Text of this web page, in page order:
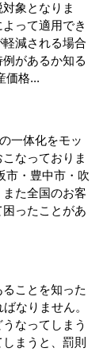
象となりま
って適用でき
減される場合
があるか知る
価格...
一体化をモッ
なっておりま
市・豊中市・吹
た全国のお客
ったことがあ
ことを知った
なりません。
なってしまう
まうと、罰則